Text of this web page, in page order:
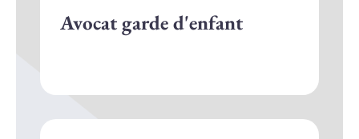
Avocat garde d'enfant